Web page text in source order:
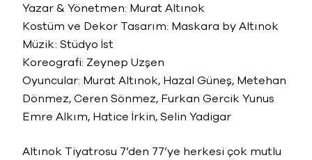
Yazar & Yönetmen: Murat Altınok
Kostüm ve Dekor Tasarım: Maskara by Altınok
Müzik: Stüdyo İst
Koreografi: Zeynep Uzşen
Oyuncular: Murat Altınok, Hazal Güneş, Metehan
Dönmez, Ceren Sönmez, Furkan Gercik Yunus
Emre Alkım, Hatice İrkin, Selin Yadigar
Altınok Tiyatrosu 7’den 77’ye herkesi çok mutlu